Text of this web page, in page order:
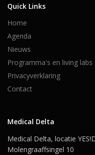
Quick Links
Home
Agenda
Nieuws
Programma's en living labs
Privacyverklaring
Contact
Medical Delta
Medical Delta, locatie
Molengraaffsingel 10